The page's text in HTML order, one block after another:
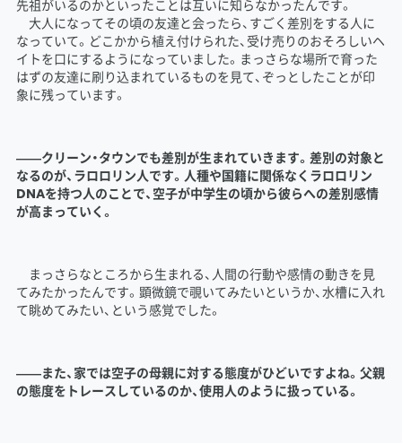
先祖がいるのかといったことは互いに知らなかったんです。
大人になってその頃の友達と会ったら、すごく差別をする人に
なっていて。どこかから植え付けられた、受け売りのおそろしいヘ
イトを口にするようになっていました。まっさらな場所で育った
はずの友達に刷り込まれているものを見て、ぞっとしたことが印
象に残っています。
――クリーン・タウンでも差別が生まれていきます。差別の対象と
なるのが、ラロロリン人です。人種や国籍に関係なくラロロリン
DNAを持つ人のことで、空子が中学生の頃から彼らへの差別感情
が高まっていく。
まっさらなところから生まれる、人間の行動や感情の動きを見
てみたかったんです。顕微鏡で覗いてみたいというか、水槽に入れ
て眺めてみたい、という感覚でした。
――また、家では空子の母親に対する態度がひどいですよね。父親
の態度をトレースしているのか、使用人のように扱っている。